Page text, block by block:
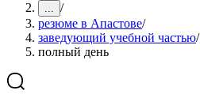
... /
резюме в Апастове/
заведующий учебной частью/
полный день